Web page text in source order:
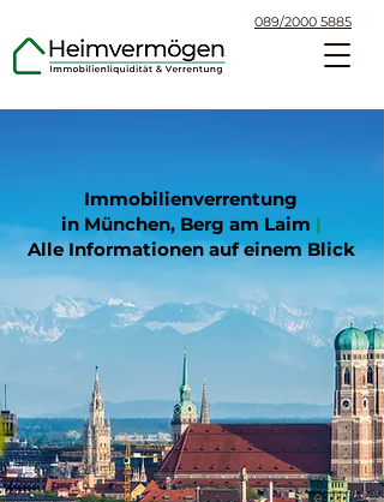
089/2000 5885
Immobilienverrentung
in München, Berg am Laim |
Alle Informationen auf einem Blick